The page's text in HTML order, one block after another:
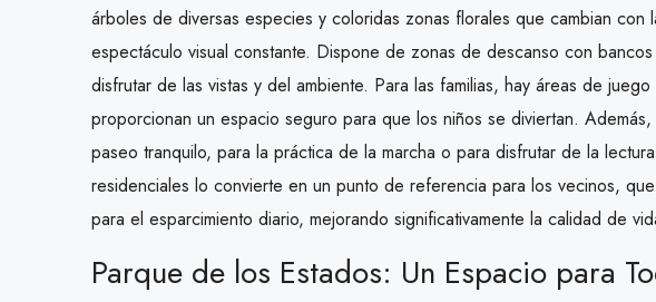
árboles de diversas especies y coloridas zonas florales que cambian con
espectáculo visual constante. Dispone de zonas de descanso con
disfrutar de las vistas y del ambiente. Para las familias, hay áreas de
proporcionan un espacio seguro para que los niños se diviertan.
paseo tranquilo, para la práctica de la marcha o para disfrutar de la
residenciales lo convierte en un punto de referencia para los vecinos,
para el esparcimiento diario, mejorando significativamente la calidad de
Parque de los Estados: Un Espacio para